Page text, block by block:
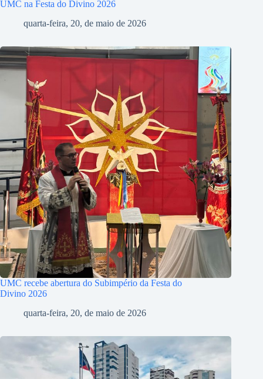
UMC na Festa do Divino 2026
quarta-feira, 20, de maio de 2026
UMC recebe abertura do Subimpério da Festa do
Divino 2026
quarta-feira, 20, de maio de 2026